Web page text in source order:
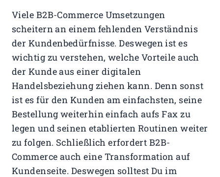
Viele B2B-Commerce Umsetzungen
scheitern an einem fehlenden Verständnis
der Kundenbedürfnisse. Deswegen ist es
wichtig zu verstehen, welche Vorteile auch
der Kunde aus einer digitalen
Handelsbeziehung ziehen kann. Denn sonst
ist es für den Kunden am einfachsten, seine
Bestellung weiterhin einfach aufs Fax zu
legen und seinen etablierten Routinen weiter
zu folgen. Schließlich erfordert B2B-
Commerce auch eine Transformation auf
Kundenseite. Deswegen solltest Du im